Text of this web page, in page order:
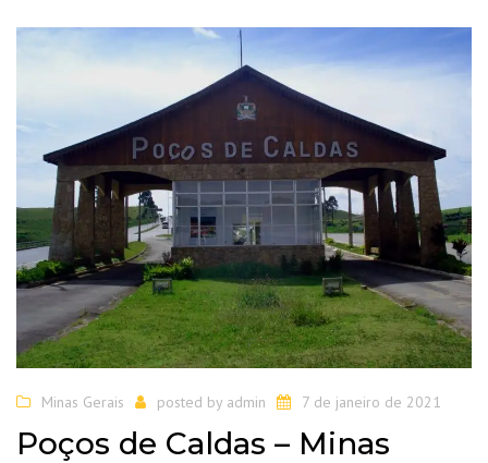
Minas Gerais posted by admin 7 de janeiro de 2021
Poços de Caldas – Minas